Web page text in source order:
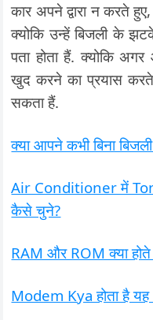
कार अपने द्वारा न करते
क्योकि उन्हें बिजली के
पता होता हैं. क्योकि
खुद करने का प्रयास करते
सकता हैं.
क्या आपने कभी बिना
Air Conditioner में Ton
कैसे चुने?
RAM और ROM क्या
Modem Kya होता है